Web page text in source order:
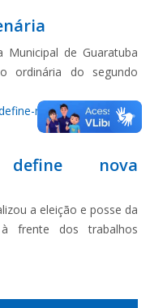
Municipal de Guaratuba
ordinária do segundo
define nova
a eleição e posse da
frente dos trabalhos